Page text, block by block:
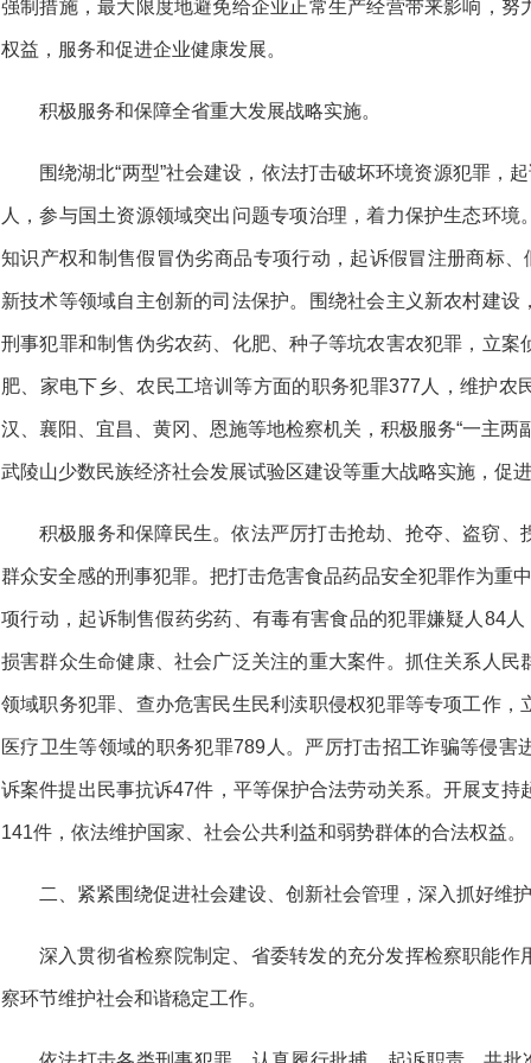
强制措施，最大限度地避免给企业正常生产经营带来影响，
权益，服务和促进企业健康发展。
积极服务和保障全省重大发展战略实施。
围绕湖北“两型”社会建设，依法打击破坏环境资源犯罪，
人，参与国土资源领域突出问题专项治理，着力保护生态环
知识产权和制售假冒伪劣商品专项行动，起诉假冒注册商标
新技术等领域自主创新的司法保护。围绕社会主义新农村建
刑事犯罪和制售伪劣农药、化肥、种子等坑农害农犯罪，立
肥、家电下乡、农民工培训等方面的职务犯罪377人，维护农
汉、襄阳、宜昌、黄冈、恩施等地检察机关，积极服务“一主两
武陵山少数民族经济社会发展试验区建设等重大战略实施，促
积极服务和保障民生。依法严厉打击抢劫、抢夺、盗窃
群众安全感的刑事犯罪。把打击危害食品药品安全犯罪作为重
项行动，起诉制售假药劣药、有毒有害食品的犯罪嫌疑人84
损害群众生命健康、社会广泛关注的重大案件。抓住关系人
领域职务犯罪、查办危害民生民利渎职侵权犯罪等专项工作
医疗卫生等领域的职务犯罪789人。严厉打击招工诈骗等侵害
诉案件提出民事抗诉47件，平等保护合法劳动关系。开展支
141件，依法维护国家、社会公共利益和弱势群体的合法权益。
二、紧紧围绕促进社会建设、创新社会管理，深入抓好维
深入贯彻省检察院制定、省委转发的充分发挥检察职能
察环节维护社会和谐稳定工作。